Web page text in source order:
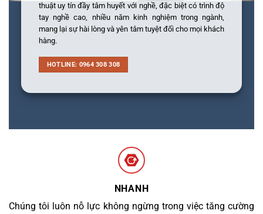
thuật uy tín đầy tâm huyết với nghề, đặc biệt có trình độ
tay nghề cao, nhiều năm kinh nghiệm trong ngành,
mang lại sự hài lòng và yên tâm tuyệt đối cho mọi khách
hàng.
HOTLINE: 0964 308 308
NHANH
Chúng tôi luôn nỗ lực không ngừng trong việc tăng cường